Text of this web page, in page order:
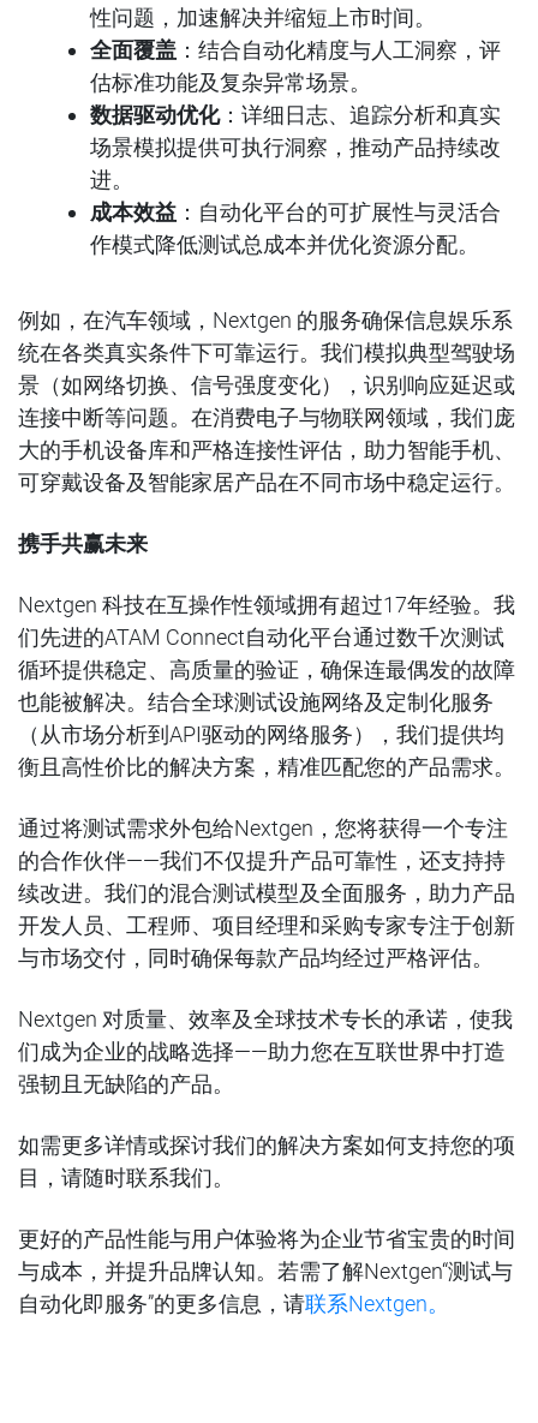
性问题，加速解决并缩短上市时间。
全面覆盖 ：结合自动化精度与人工洞察，评
估标准功能及复杂异常场景。
数据驱动优化：详细日志、追踪分析和真实
场景模拟提供可执行洞察，推动产品持续改
进。
成本效益 ：自动化平台的可扩展性与灵活合
作模式降低测试总成本并优化资源分配。
例如，在汽车领域，Nextgen 的服务确保信息娱乐系
统在各类真实条件下可靠运行。我们模拟典型驾驶场
景（如网络切换、信号强度变化），识别响应延迟或
连接中断等问题。在消费电子与物联网领域，我们庞
大的手机设备库和严格连接性评估，助力智能手机、
可穿戴设备及智能家居产品在不同市场中稳定运行。
携手共赢未来
Nextgen 科技在互操作性领域拥有超过17年经验。我
们先进的ATAM Connect自动化平台通过数千次测试
循环提供稳定、高质量的验证，确保连最偶发的故障
也能被解决。结合全球测试设施网络及定制化服务
（从市场分析到API驱动的网络服务），我们提供均
衡且高性价比的解决方案，精准匹配您的产品需求。
通过将测试需求外包给Nextgen，您将获得一个专注
的合作伙伴——我们不仅提升产品可靠性，还支持持
续改进。我们的混合测试模型及全面服务，助力产品
开发人员、工程师、项目经理和采购专家专注于创新
与市场交付，同时确保每款产品均经过严格评估。
Nextgen 对质量、效率及全球技术专长的承诺，使我
们成为企业的战略选择——助力您在互联世界中打造
强韧且无缺陷的产品。
如需更多详情或探讨我们的解决方案如何支持您的项
目，请随时联系我们。
更好的产品性能与用户体验将为企业节省宝贵的时间
与成本，并提升品牌认知。若需了解Nextgen“测试与
自动化即服务”的更多信息， 请联系Nextgen。